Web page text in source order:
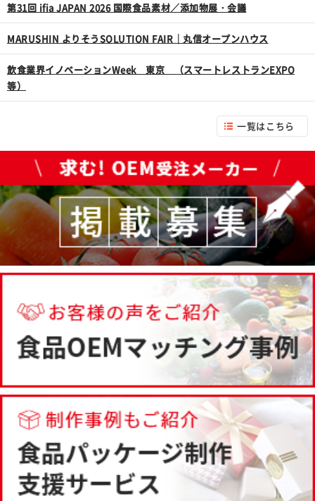
第31回 ifia JAPAN 2026 国際食品素材／添加物展・会議
MARUSHIN よりそうSOLUTION FAIR｜丸信オープンハウス
飲食業界イノベーションWeek 東京 （スマートレストランEXPO
等）
一覧はこちら